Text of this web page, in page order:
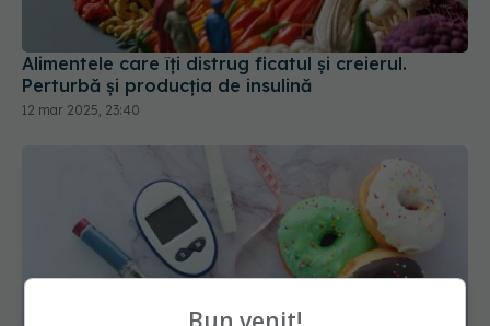
Alimentele care îți distrug ficatul și creierul.
Perturbă și producția de insulină
12 mar 2025, 23:40